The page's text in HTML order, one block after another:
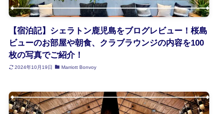
【宿泊記】シェラトン鹿児島をブログレビュー！桜島
ビューのお部屋や朝食、クラブラウンジの内容を100
枚の写真でご紹介！
2024年10月19日 Marriott Bonvoy